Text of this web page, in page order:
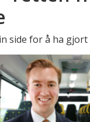
side for å ha